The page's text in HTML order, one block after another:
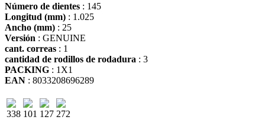
Número de dientes : 145
Longitud (mm) : 1.025
Ancho (mm) : 25
Versión : GENUINE
cant. correas : 1
cantidad de rodillos de rodadura : 3
PACKING : 1X1
EAN : 8033208696289
338 101 127 272